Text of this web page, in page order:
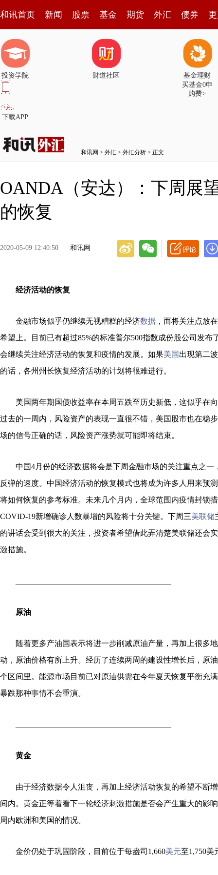
和讯首页 新闻 股票 基金 期货 外汇 债券
投资学院 财道社区
基金理财
买基金0申
购费>
下载APP
和讯网 > 外汇 > 外汇分析 > 正文
OANDA（安达）：下周
的恢复
2020-05-09 12:40:50 和讯网
经济活动的恢复
金融市场似乎仍继续无视糟糕的经济数据 ，而将关注点放
希望上。目前已有超过85%的标准普尔500指数成份股公司发布
会继续关注经济活动的恢复和疫情的发展。如果美国 出现第二
的话，各州州长恢复经济活动的计划将很难进行。
美国两年期国债收益率在本周五跌至历史新低，这似乎在
过去的一周内，风险资产的表现一直很不错，美国股市也在稳
场的信号正确的话，风险资产涨势就可能即将结束。
中国4月份的经济数据将会是下周金融市场的关注重点之一
反弹的速度。中国经济活动的恢复模式也将成为许多人用来预
将如何恢复的参考标准。未来几个月内，全球范围内疫情封锁
COVID-19新增确诊人数暴增的风险将十分关键。下周三美联储
的讲话会受到很大的关注，投资者希望借此弄清楚美联储还会
激措施。
原油
随着更多产油国表示将进一步削减原油产量，再加上很多
动，原油价格有所上升。经历了连续两周的建设性增长后，原
个区间里。能源市场目前已对原油供需在今年夏天恢复平衡充
暴跌那种事情不会重演。
黄金
由于经济数据令人沮丧，再加上经济活动恢复的希望不断
间内。黄金正等着看下一轮经济刺激措施是否会产生重大的影
周内欧洲和美国的情况。
金价仍处于巩固阶段，目前位于每盎司1,660美元至1,750美